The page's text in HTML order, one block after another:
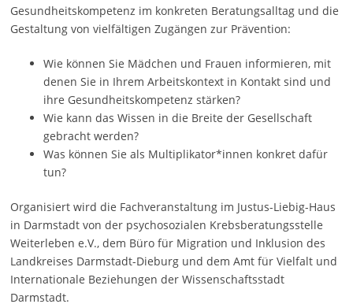
Gesundheitskompetenz im konkreten Beratungsalltag und die
Gestaltung von vielfältigen Zugängen zur Prävention:
Wie können Sie Mädchen und Frauen informieren, mit
denen Sie in Ihrem Arbeitskontext in Kontakt sind und
ihre Gesundheitskompetenz stärken?
Wie kann das Wissen in die Breite der Gesellschaft
gebracht werden?
Was können Sie als Multiplikator*innen konkret dafür
tun?
Organisiert wird die Fachveranstaltung im Justus-Liebig-Haus
in Darmstadt von der psychosozialen Krebsberatungsstelle
Weiterleben e.V., dem Büro für Migration und Inklusion des
Landkreises Darmstadt-Dieburg und dem Amt für Vielfalt und
Internationale Beziehungen der Wissenschaftsstadt
Darmstadt.